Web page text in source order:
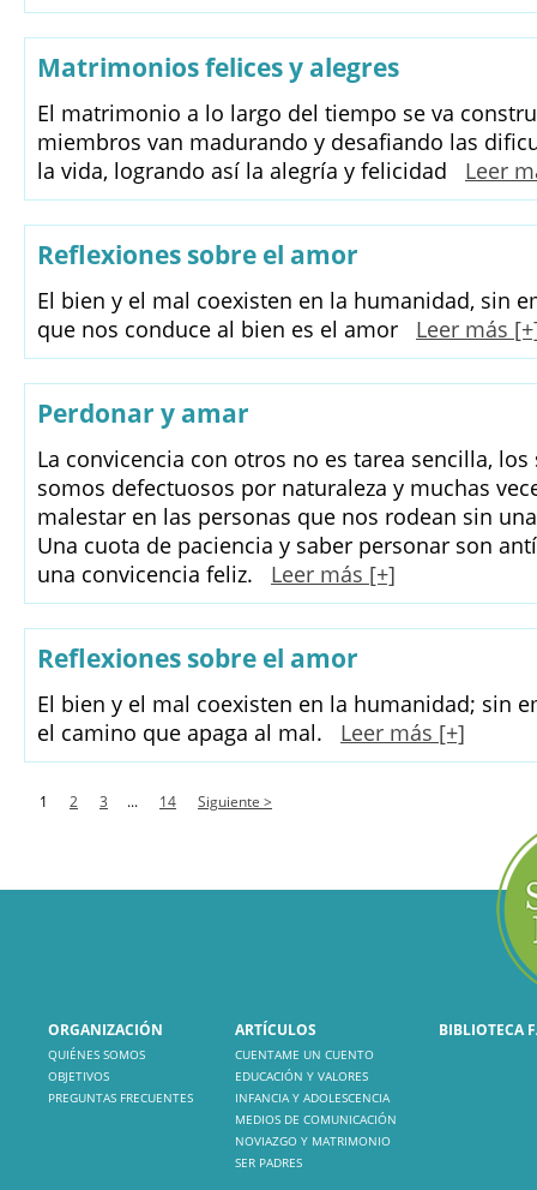
Matrimonios felices y alegres
El matrimonio a lo largo del tiempo se va
miembros van madurando y desafiando las
la vida, logrando así la alegría y felicidad
Leer
Reflexiones sobre el amor
El bien y el mal coexisten en la humanidad, sin
que nos conduce al bien es el amor
Leer más
Perdonar y amar
La convicencia con otros no es tarea sencilla,
somos defectuosos por naturaleza y muchas
malestar en las personas que nos rodean sin
Una cuota de paciencia y saber personar son
una convicencia feliz.
Leer más [+]
Reflexiones sobre el amor
El bien y el mal coexisten en la humanidad; sin
el camino que apaga al mal.
Leer más [+]
1 2 3 ... 14 Siguiente >
ORGANIZACIÓN
QUIÉNES SOMOS
OBJETIVOS
PREGUNTAS FRECUENTES
ARTÍCULOS
CUENTAME UN CUENTO
EDUCACIÓN Y VALORES
INFANCIA Y ADOLESCENCIA
MEDIOS DE COMUNICACIÓN
NOVIAZGO Y MATRIMONIO
SER PADRES
BIBLIOTECA